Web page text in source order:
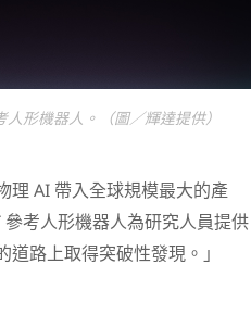
形機器人。（圖／輝達提供）
理 AI 帶入全球規模最大的產
考人形機器人為研究人員提供
路上取得突破性發現。」